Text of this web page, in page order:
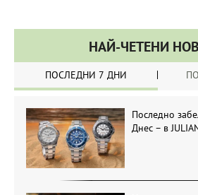
НАЙ-ЧЕТЕНИ
ПОСЛЕДНИ 7 ДНИ
Последно
Днес – в